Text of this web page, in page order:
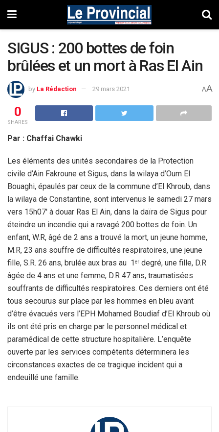
SIGUS : 200 bottes de foin
brûlées et un mort à Ras El Ain
by La Rédaction 29 mars 2021 AA
0
SHARES
Par : Chaffai Chawki
Les éléments des unités secondaires de la Protection
civile d’Ain Fakroune et Sigus, dans la wilaya d’Oum El
Bouaghi, épaulés par ceux de la commune d’El Khroub, dans
la wilaya de Constantine, sont intervenus le samedi 27 mars
vers 15h07′ à douar Ras El Ain, dans la daïra de Sigus pour
éteindre un incendie qui a ravagé 200 bottes de foin. Un
enfant, W.R, âgé de 2 ans a trouvé la mort, un jeune homme,
M.R, 23 ans souffre de difficultés respiratoires, une jeune
fille, S.R. 26 ans, brulée aux bras au 1er degré, une fille, D.R
âgée de 4 ans et une femme, D.R 47 ans, traumatisées
souffrants de difficultés respiratoires. Ces derniers ont été
tous secourus sur place par les hommes en bleu avant
d’être évacués vers l’EPH Mohamed Boudiaf d’El Khroub où
ils ont été pris en charge par le personnel médical et
paramédical de cette structure hospitalière. L’enquête
ouverte par les services compétents déterminera les
circonstances exactes de ce tragique incident qui a
endeuillé une famille.